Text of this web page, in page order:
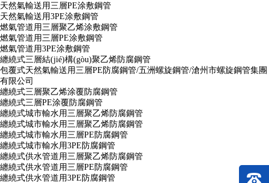
天然氣輸送用三層PE涂敷鋼管
天然氣輸送用3PE涂敷鋼管
燃氣管道用三層聚乙烯涂敷鋼管
燃氣管道用三層PE涂敷鋼管
燃氣管道用3PE涂敷鋼管
纏繞式三層結(jié)構(gòu)聚乙烯防腐鋼管
包覆式天然氣輸送用三層PE防腐鋼管/五洲螺旋鋼管/滄州市螺旋鋼管集團
有限公司
纏繞式三層聚乙烯涂覆防腐鋼管
纏繞式三層PE涂覆防腐鋼管
纏繞式城市輸水用三層聚乙烯防腐鋼管
纏繞式城市輸水用三層聚乙烯防腐鋼管
纏繞式城市輸水用三層PE防腐鋼管
纏繞式城市輸水用3PE防腐鋼管
纏繞式供水管道用三層聚乙烯防腐鋼管
纏繞式供水管道用三層PE防腐鋼管
纏繞式供水管道用3PE防腐鋼管